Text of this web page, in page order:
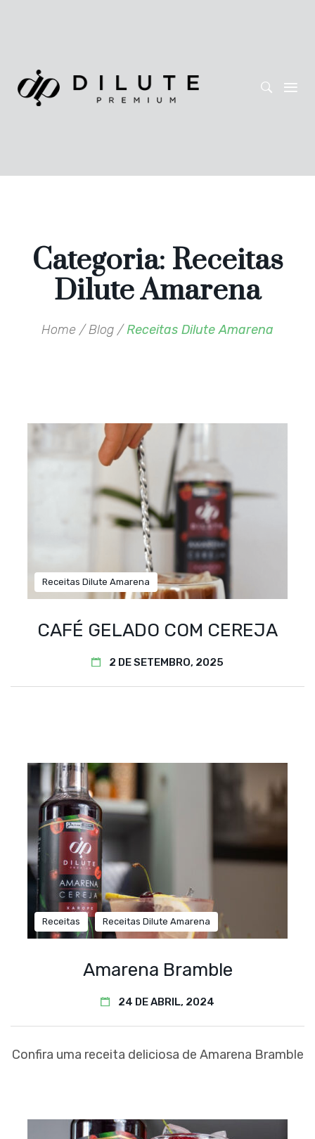
Categoria: Receitas
Dilute Amarena
Home /Blog /Receitas Dilute Amarena
Receitas Dilute Amarena
CAFÉ GELADO COM CEREJA
2 DE SETEMBRO, 2025
Receitas Receitas Dilute Amarena
Amarena Bramble
24 DE ABRIL, 2024
Confira uma receita deliciosa de Amarena Bramble